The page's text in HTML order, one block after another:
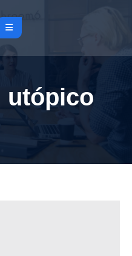
utópico